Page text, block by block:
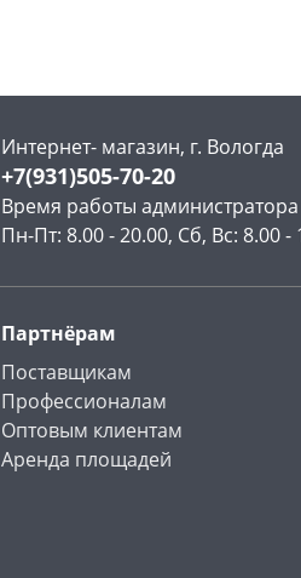
Интернет- магазин, г. Вологда
+7(931)505-70-20
Время работы администратора
Пн-Пт: 8.00 - 20.00, Сб, Вс: 8.00 -
Партнёрам
Поставщикам
Профессионалам
Оптовым клиентам
Аренда площадей
раз в 2 недели